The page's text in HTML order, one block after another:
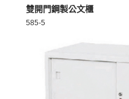
雙開門鋼製公文櫃
585-5